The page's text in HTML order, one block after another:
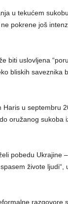
u tekućem
pokrene još
biti uslovljena
bliskih saveznika
u septembru
oružanog sukoba
pobedu Ukrajine
živote ljudi“,
razgovore